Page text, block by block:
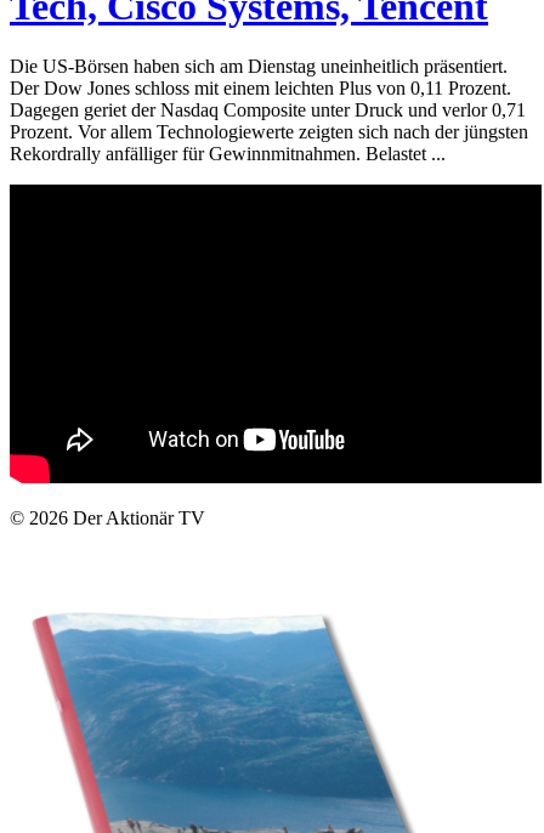
Die US-Börsen haben sich am Dienstag uneinheitlich präsentiert.
Der Dow Jones schloss mit einem leichten Plus von 0,11 Prozent.
Dagegen geriet der Nasdaq Composite unter Druck und verlor 0,71
Prozent. Vor allem Technologiewerte zeigten sich nach der jüngsten
Rekordrally anfälliger für Gewinnmitnahmen. Belastet ...
© 2026 Der Aktionär TV